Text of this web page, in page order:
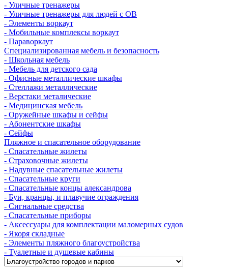
- Уличные тренажеры
- Уличные тренажеры для людей с ОВ
- Элементы воркаут
- Мобильные комплексы воркаут
- Параворкаут
Cпециализированная мебель и безопасность
- Школьная мебель
- Мебель для детского сада
- Офисные металлические шкафы
- Стеллажи металлические
- Верстаки металические
- Медицинская мебель
- Оружейные шкафы и сейфы
- Абонентские шкафы
- Сейфы
Пляжное и спасательное оборудование
- Спасательные жилеты
- Страховочные жилеты
- Надувные спасательные жилеты
- Спасательные круги
- Спасательные концы александрова
- Буи, кранцы, и плавучие ограждения
- Сигнальные средства
- Спасательные приборы
- Аксессуары для комплектации маломерных судов
- Якоря складные
- Элементы пляжного благоустройства
- Туалетные и душевые кабины